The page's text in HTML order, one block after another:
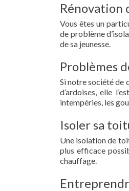
Rénovation
Vous êtes un
de problème
de sa jeunesse.
Problèmes
Si notre société de
d’ardoises, elle
intempéries, les
Isoler sa
Une isolation de
plus efficace
chauffage.